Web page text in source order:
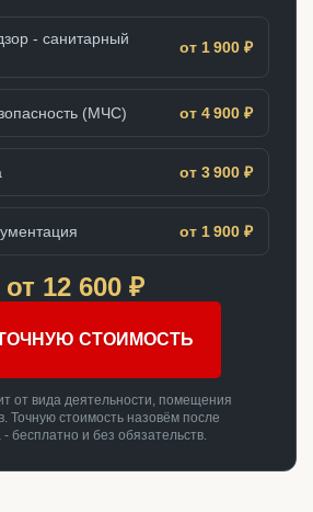
- санитарный
от 1 900 ₽
(МЧС) от 4 900 ₽
от 3 900 ₽
от 1 900 ₽
от 12 600 ₽
СТОИМОСТЬ
от вида деятельности, помещения
Точную стоимость назовём после
бесплатно и без обязательств.